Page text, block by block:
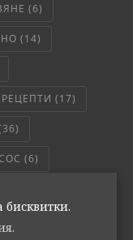
(6)
(14)
РЕЦЕПТИ (17)
(6)
бисквитки.